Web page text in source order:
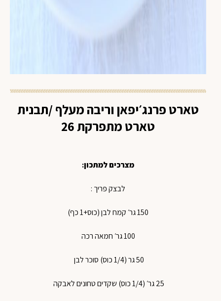
טארט פרנג׳יפאן וריבה מעלף /תבנית
טארט מתפרקת 26
מצרכים למתכון:
לבצק פריך :
150 גר׳ קמח לבן (כוס+1 כף)
100 גר׳ חמאה רכה
50 גר (1/4 כוס) סוכר לבן
25 גר׳ (1/4 כוס) שקדים טחונים לאבקה